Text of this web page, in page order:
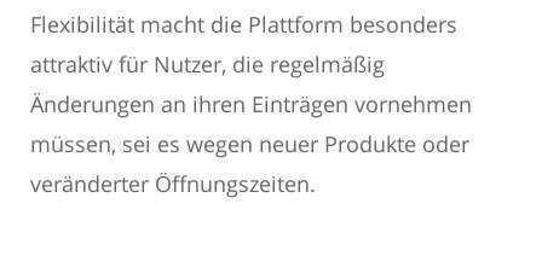
Flexibilität macht die Plattform besonders
attraktiv für Nutzer, die regelmäßig
Änderungen an ihren Einträgen vornehmen
müssen, sei es wegen neuer Produkte oder
veränderter Öffnungszeiten.